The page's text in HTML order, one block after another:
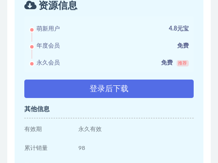
资源信息
萌新用户 4.8元宝
年度会员 免费
永久会员 免费 推荐
登录后下载
其他信息
有效期 永久有效
累计销量 98